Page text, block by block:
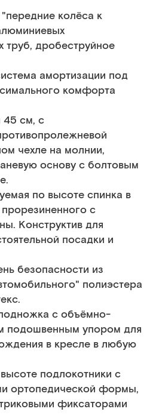
колёса к
дробеструйное
амортизации под
комфорта
45 см, с
чехле на молнии,
основу с болтовым
по высоте спинка в
с
Конструктив для
посадки и
безопасности из
полиэстера
с объёмно-
подошвенным упором для
в кресле в любую
подлокотники с
ортопедической формы,
фиксаторами